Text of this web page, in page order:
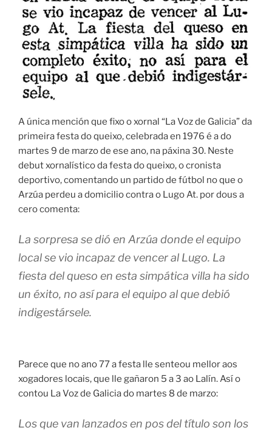
A única mención que fixo o xornal “La Voz de Galicia” da
primeira festa do queixo, celebrada en 1976 é a do
martes 9 de marzo de ese ano, na páxina 30. Neste
debut xornalístico da festa do queixo, o cronista
deportivo, comentando un partido de fútbol no que o
Arzúa perdeu a domicilio contra o Lugo At. por dous a
cero comenta:
La sorpresa se dió en Arzúa donde el equipo
local se vio incapaz de vencer al Lugo. La
fiesta del queso en esta simpática villa ha sido
un éxito, no así para el equipo al que debió
indigestársele.
Parece que no ano 77 a festa lle senteou mellor aos
xogadores locais, que lle gañaron 5 a 3 ao Lalín. Así o
contou La Voz de Galicia do martes 8 de marzo:
Los que van lanzados en pos del título son los